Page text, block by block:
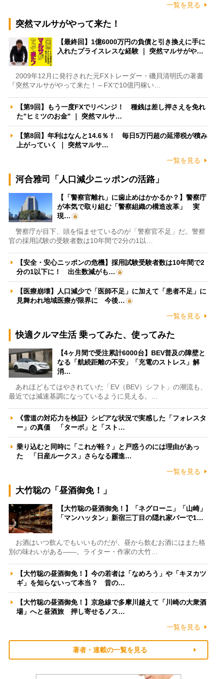
一覧を見る
突然マルサがやって来た！
【最終回】1億6000万円の負債と引き換えに手に
入れたプライスレスな経験 ｜ 突然マルサがや…
2009年12月に発行された元FXトレーダー・磯貝清明氏の著書
『突然マルサがやって来た！～FXで10億円稼い…
【第9回】もう一度FXでリベンジ！ 種銭は差し押さえを免れ
た”ヒミツのお金” ｜ 突然マルサ…
【第8回】年利はなんと14.6％！ 毎日5万円超の延滞税が積み
上がっていく ｜ 突然マルサ…
一覧を見る
河合雅司「人口減少ニッポンの活路」
【「警察官離れ」に歯止めはかかるか？】警察庁
が本気で取り組む「警察組織の構造改革」 実
現…
警察庁が目下、頭を悩ませているのが「警察官不足」だ。警察
官の採用試験の受験者数は10年間で2分の1以…
【安全・安心ニッポンの危機】採用試験受験者数は10年間で2
分の1以下に！ 出生数減がも…
【医療崩壊】人口減少で「医師不足」に加えて「患者不足」に
見舞われ地域医療が限界に 今後…
一覧を見る
快適クルマ生活 乗ってみた、使ってみた
【4ヶ月間で受注累計6000台】BEV普及の障壁と
なる「航続距離の不安」「充電のストレス」解
消…
あれほどもてはやされていた「EV（BEV）シフト」の潮流も、
最近では減速基調になっているように見える。…
《雪道の対応力を検証》シビアな状況で実感した「フォレスタ
ー」の真価 「ターボ」と「スト…
乗り込むと同時に「これが軽？」と戸惑うのには理由があっ
た 「日産ルークス」さらなる躍進…
一覧を見る
大竹聡の「昼酒御免！」
【大竹聡の昼酒御免！】「ネグローニ」「山崎」
「マンハッタン」新宿三丁目の隠れ家バーで1…
お酒はいつ飲んでもいいものだが、昼から飲むお酒にはまた格
別の味わいがある――。ライター・作家の大竹…
【大竹聡の昼酒御免！】今の若者は「なめろう」や「キヌカツ
ギ」を知らないって本当？ 昔の…
【大竹聡の昼酒御免！】京急線で多摩川越えて「川崎の大衆酒
場」へと昼酒旅 押し寄せるノス…
一覧を見る
著者・連載の一覧を見る